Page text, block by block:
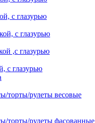
с глазурью
с глазурью
,с глазурью
с глазурью
торты/рулеты весовые
торты/рулеты фасованные